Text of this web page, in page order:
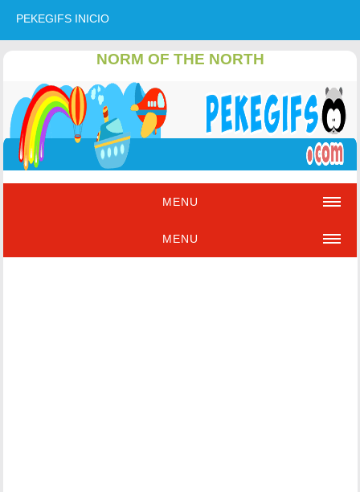
PEKEGIFS INICIO
NORM OF THE NORTH
MENU
MENU